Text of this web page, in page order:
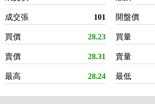
成交張 101
買價 28.23
賣價 28.31
最高 28.24
開盤價
買量
賣量
最低